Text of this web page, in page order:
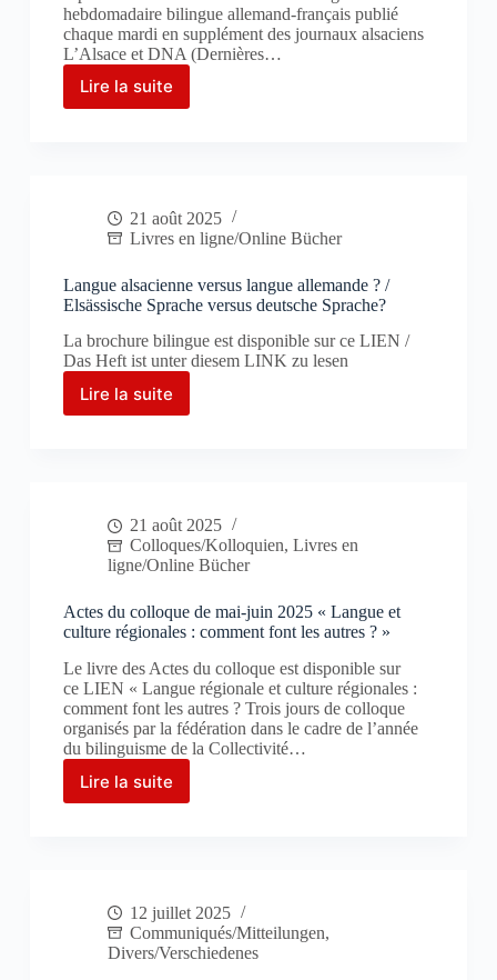
hebdomadaire bilingue allemand-français publié
chaque mardi en supplément des journaux alsaciens
L’Alsace et DNA (Dernières…
Lire la suite
Der
regionalen
geben
21 août 2025
Livres en ligne/Online Bücher
Langue alsacienne versus langue allemande ? /
Elsässische Sprache versus deutsche Sprache?
La brochure bilingue est disponible sur ce LIEN /
Das Heft ist unter diesem LINK zu lesen
Lire la suite
Langue
/
Elsässische
Sprache
deutsche
Sprache?
21 août 2025
Colloques/Kolloquien, Livres en
ligne/Online Bücher
Actes du colloque de mai-juin 2025 « Langue et
culture régionales : comment font les autres ? »
Le livre des Actes du colloque est disponible sur
ce LIEN « Langue régionale et culture régionales :
comment font les autres ? Trois jours de colloque
organisés par la fédération dans le cadre de l’année
du bilinguisme de la Collectivité…
Lire la suite
Actes
2025
« Langue
et
12 juillet 2025
Communiqués/Mitteilungen,
Divers/Verschiedenes